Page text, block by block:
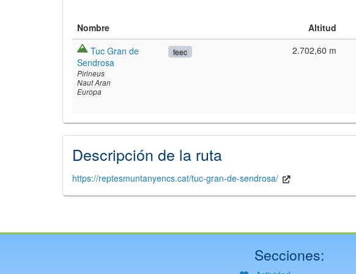
©
©
Nombre Altitud
Tuc Gran de
Sendrosa
Pirineus
Naut Aran
Europa
feec 2.702,60 m
Descripción de la ruta
https://reptesmuntanyencs.cat/tuc-gran-de-sendrosa/
Secciones: